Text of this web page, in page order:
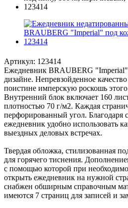
Артикул: 123414
Ежедневник BRAUBERG "Imperial"
дизайне. Непревзойденное
поистине имперскую роскошь этого
Внутренний блок включает 160
плотностью 70 г/м2. Каждая
перфорированный угол. Благодаря
ежедневник удобно использовать
выездных деловых встречах.
Твердая обложка, стилизованная
для горячего тиснения.
с помощью которой при
открыть ежедневник на нужной
снабжен обширным справочным
имеются 7 страниц для записей и